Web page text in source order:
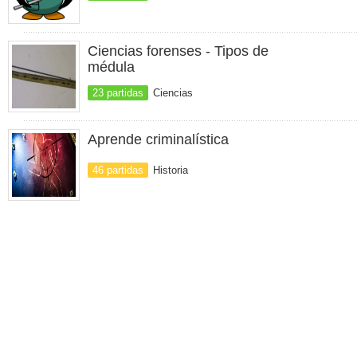
Ciencias forenses - Tipos de
médula
23 partidas Ciencias
Aprende criminalística
46 partidas Historia